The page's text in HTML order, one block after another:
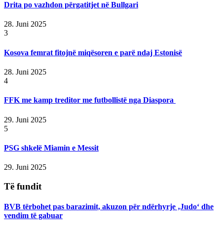
Drita po vazhdon përgatitjet në Bullgari
28. Juni 2025
3
Kosova femrat fitojnë miqësoren e parë ndaj Estonisë
28. Juni 2025
4
FFK me kamp treditor me futbollistë nga Diaspora
29. Juni 2025
5
PSG shkelë Miamin e Messit
29. Juni 2025
Të fundit
BVB tërbohet pas barazimit, akuzon për ndërhyrje ‚Judo‘ dhe
vendim të gabuar